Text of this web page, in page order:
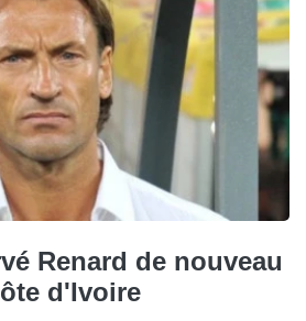
Renard de nouveau
d'Ivoire